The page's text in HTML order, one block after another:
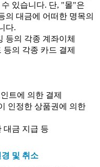
있습니다. 단, "몰"은
의 대금에 어떠한 명목의
다.
등의 각종 계좌이체
의 각종 카드 결제
트에 의한 결제
인정한 상품권에 의한
대금 지급 등
및 취소